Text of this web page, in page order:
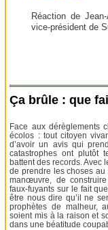
Réaction de
vice-président de
Ça brûle : que
Face aux dérèglements
écolos : tout citoyen
d’avoir un avis qui
catastrophes ont plutôt
battent des records. Avec
de prendre les choses
manœuvre, de
faux-fuyants sur le fait
être nous dire qu’il ne
prophètes de malheur,
soient mis à la raison et
dans une béatitude